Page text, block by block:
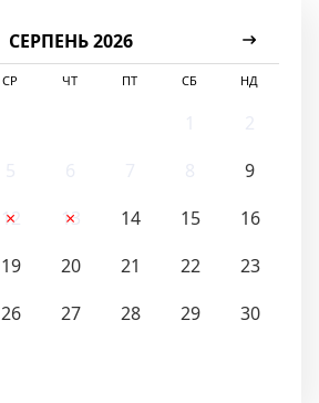
СЕРПЕНЬ 2026
СР ЧТ ПТ СБ НД
9
12 13 14 15
16
19 20 21 22
23
26 27 28 29
30